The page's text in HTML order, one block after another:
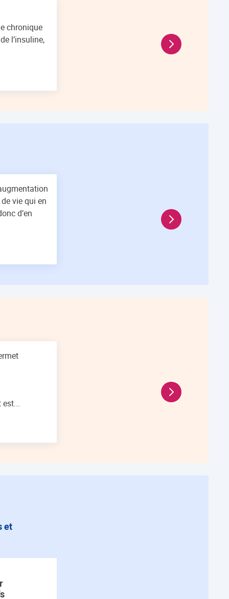
chronique
l’insuline,
En savoir plus La
vie qui en
d’en
En savoir plus
En savoir plus